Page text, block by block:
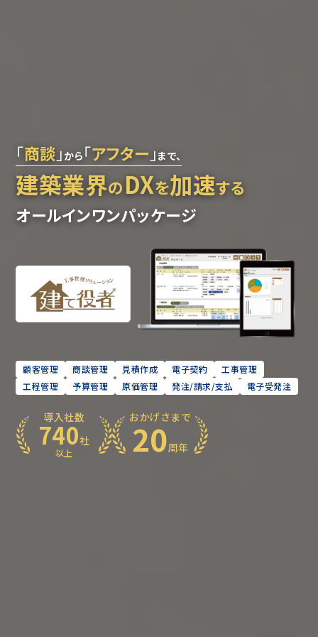
「商談 」 から 「アフター 」 まで、
建築業界のDXを加速する
オールインワンパッケージ
顧客管理 商談管理 見積作成 電子契約
工事管理
工程管理
予算管理 原価管理 発注/請求/支払 電子受発注
導入社数
740社
以上
おかげさまで
20周年